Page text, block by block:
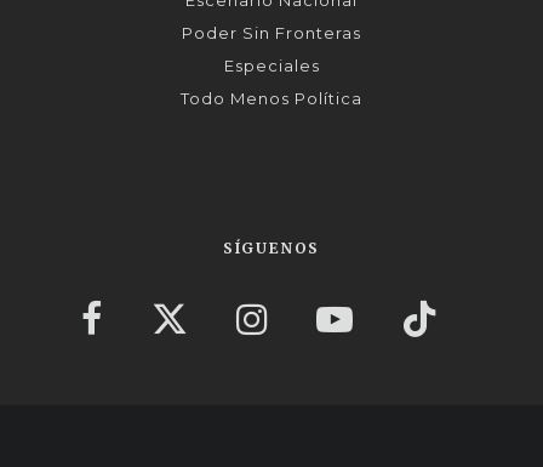
Poder Sin Fronteras
Especiales
Todo Menos Política
SÍGUENOS